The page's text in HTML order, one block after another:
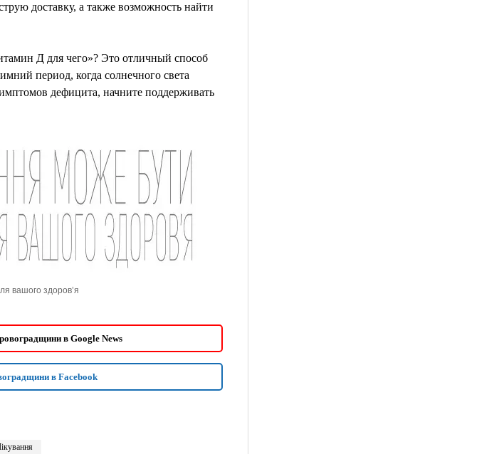
доставку, а также возможность найти
Д для чего»? Это отличный способ
период, когда солнечного света
дефицита, начните поддерживать
вашого здоровʼя
в Google News
в Facebook